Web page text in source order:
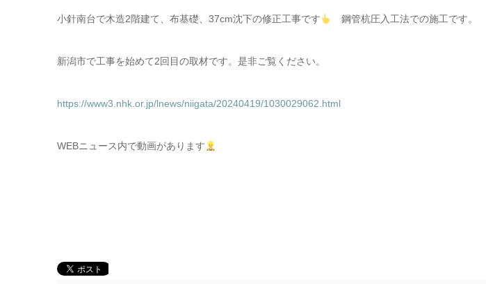
小針南台で木造2階建て、布基礎、37cm沈下の修正工事です 鋼管杭圧入工法での施工です。
新潟市で工事を始めて2回目の取材です。是非ご覧ください。
https://www3.nhk.or.jp/lnews/niigata/20240419/1030029062.html
WEBニュース内で動画があります